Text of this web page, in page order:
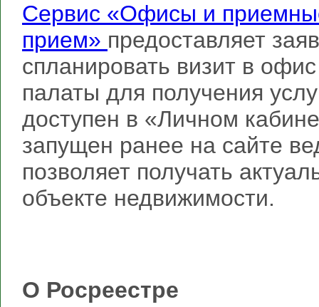
Сервис «Офисы и
прием» предоставляет
спланировать визит в
палаты для получения
доступен в «Личном
запущен ранее на сайте
позволяет получать
объекте недвижимости.
О Росреестре